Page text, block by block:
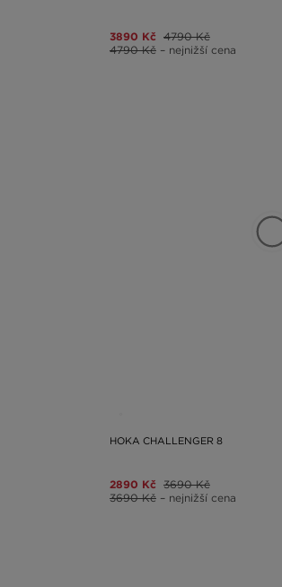
3890 Kč 4790 Kč
4790 Kč – nejnižší cena
HOKA CHALLENGER 8
2890 Kč 3690 Kč
3690 Kč – nejnižší cena